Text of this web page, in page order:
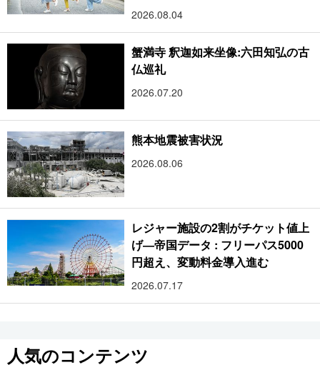
2026.08.04
蟹満寺 釈迦如来坐像:六田知弘の古
仏巡礼
2026.07.20
熊本地震被害状況
2026.08.06
レジャー施設の2割がチケット値上
げ―帝国データ : フリーパス5000
円超え、変動料金導入進む
2026.07.17
人気のコンテンツ